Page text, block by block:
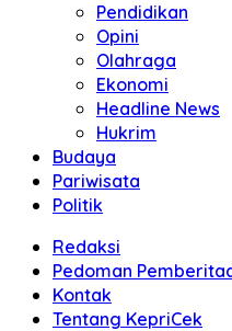
Pendidikan
Opini
Olahraga
Ekonomi
Headline News
Hukrim
Budaya
Pariwisata
Politik
Redaksi
Pedoman
Kontak
Tentang KepriCek